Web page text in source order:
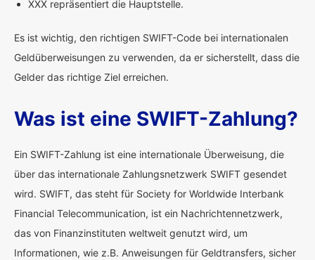
XXX repräsentiert die Hauptstelle.
Es ist wichtig, den richtigen SWIFT-Code bei internationalen
Geldüberweisungen zu verwenden, da er sicherstellt, dass die
Gelder das richtige Ziel erreichen.
Was ist eine SWIFT-Zahlung?
Ein SWIFT-Zahlung ist eine internationale Überweisung, die
über das internationale Zahlungsnetzwerk SWIFT gesendet
wird. SWIFT, das steht für Society for Worldwide Interbank
Financial Telecommunication, ist ein Nachrichtennetzwerk,
das von Finanzinstituten weltweit genutzt wird, um
Informationen, wie z.B. Anweisungen für Geldtransfers, sicher